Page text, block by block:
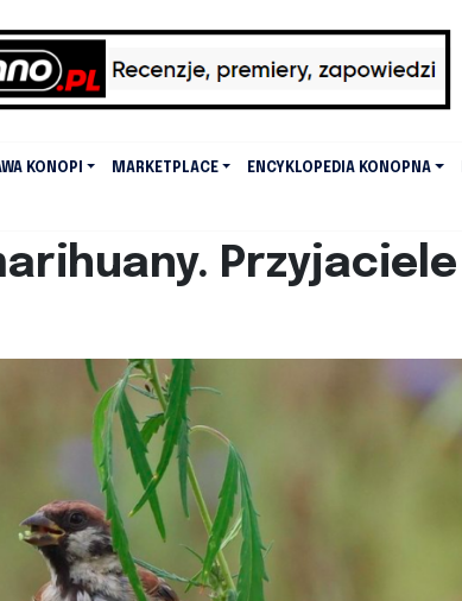
KONOPI MARKETPLACE ENCYKLOPEDIA KONOPNA
Przyjaciele